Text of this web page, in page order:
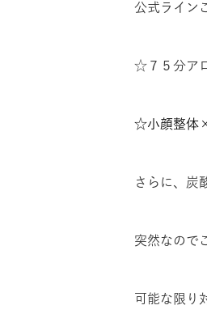
公式ライン
☆７５分ア
☆小顔整体
さらに、
突然なので
可能な限り